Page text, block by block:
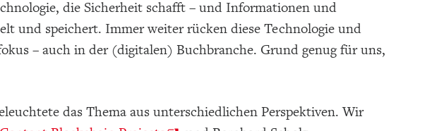
die Sicherheit schafft – und Informationen und
und speichert. Immer weiter rücken diese Technologie und
– auch in der (digitalen) Buchbranche. Grund genug für uns,
das Thema aus unterschiedlichen Perspektiven. Wir